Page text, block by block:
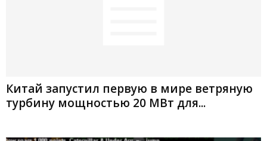
Китай запустил первую в мире ветряную
турбину мощностью 20 МВт для...